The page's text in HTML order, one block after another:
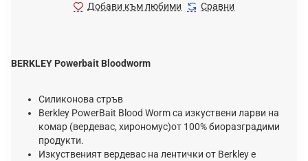
Добави към любими Сравни
BERKLEY Powerbait Bloodworm
Силиконова стръв
Berkley PowerBait Blood Worm са изкуствени ларви на
комар (вердевас, хирономус)от 100% биоразградими
продукти.
Изкуственият вердевас на лентички от Berkley е